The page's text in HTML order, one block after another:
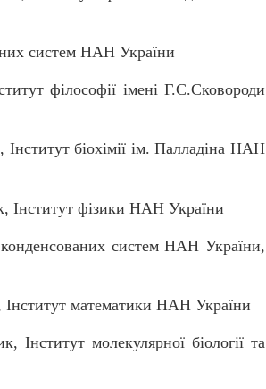
систем НАН України
філософії імені Г.С.Сковороди
біохімії ім. Палладіна НАН
Інститут фізики НАН України
конденсованих систем НАН України,
математики НАН України
Інститут молекулярної біології та